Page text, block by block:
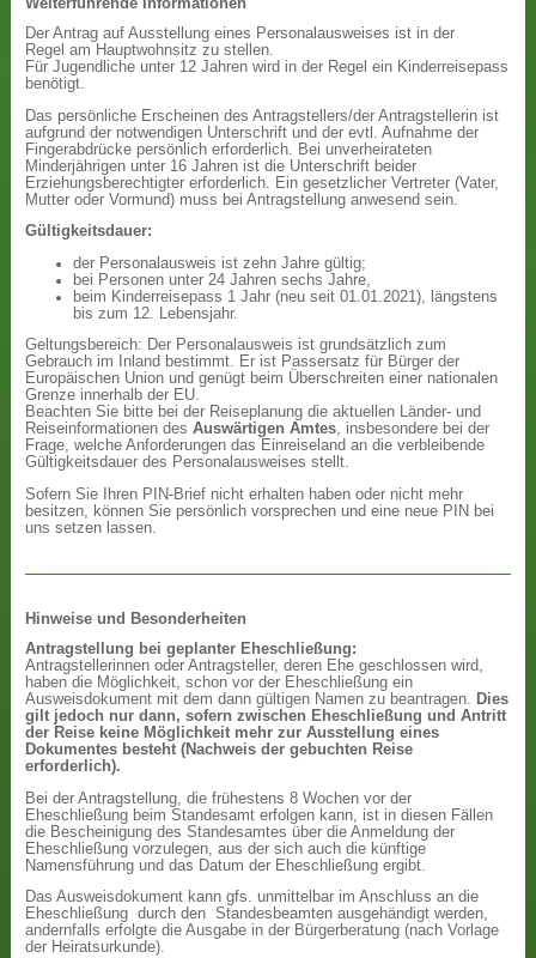
Der Antrag auf Ausstellung eines Personalausweises ist in der
Regel am Hauptwohnsitz zu stellen.
Für Jugendliche unter 12 Jahren wird in der Regel ein Kinderreisepass
benötigt.
Das persönliche Erscheinen des Antragstellers/der Antragstellerin ist
aufgrund der notwendigen Unterschrift und der evtl. Aufnahme der
Fingerabdrücke persönlich erforderlich. Bei unverheirateten
Minderjährigen unter 16 Jahren ist die Unterschrift beider
Erziehungsberechtigter erforderlich. Ein gesetzlicher Vertreter (Vater,
Mutter oder Vormund) muss bei Antragstellung anwesend sein.
Gültigkeitsdauer:
der Personalausweis ist zehn Jahre gültig;
bei Personen unter 24 Jahren sechs Jahre,
beim Kinderreisepass 1 Jahr (neu seit 01.01.2021), längstens
bis zum 12. Lebensjahr.
Geltungsbereich: Der Personalausweis ist grundsätzlich zum
Gebrauch im Inland bestimmt. Er ist Passersatz für Bürger der
Europäischen Union und genügt beim Überschreiten einer nationalen
Grenze innerhalb der EU.
Beachten Sie bitte bei der Reiseplanung die aktuellen Länder- und
Reiseinformationen desAuswärtigen Amtes, insbesondere bei der
Frage, welche Anforderungen das Einreiseland an die verbleibende
Gültigkeitsdauer des Personalausweises stellt.
Sofern Sie Ihren PIN-Brief nicht erhalten haben oder nicht mehr
besitzen, können Sie persönlich vorsprechen und eine neue PIN bei
uns setzen lassen.
Hinweise und Besonderheiten
Antragstellung bei geplanter Eheschließung:
Antragstellerinnen oder Antragsteller, deren Ehe geschlossen wird,
haben die Möglichkeit, schon vor der Eheschließung ein
Ausweisdokument mit dem dann gültigen Namen zu beantragen. Dies
gilt jedoch nur dann, sofern zwischen Eheschließung und Antritt
der Reise keine Möglichkeit mehr zur Ausstellung eines
Dokumentes besteht (Nachweis der gebuchten Reise
erforderlich).
Bei der Antragstellung, die frühestens 8 Wochen vor der
Eheschließung beim Standesamt erfolgen kann, ist in diesen Fällen
die Bescheinigung des Standesamtes über die Anmeldung der
Eheschließung vorzulegen, aus der sich auch die künftige
Namensführung und das Datum der Eheschließung ergibt.
Das Ausweisdokument kann gfs. unmittelbar im Anschluss an die
Eheschließung durch den Standesbeamten ausgehändigt werden,
andernfalls erfolgte die Ausgabe in der Bürgerberatung (nach Vorlage
der Heiratsurkunde).